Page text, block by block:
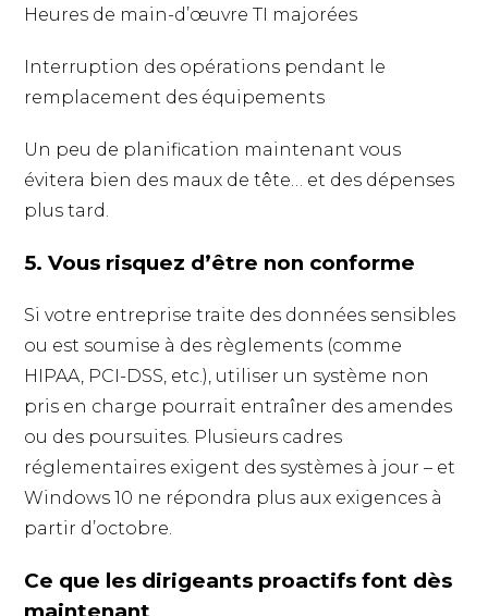
Heures de main-d’œuvre TI majorées
Interruption des opérations pendant le
remplacement des équipements
Un peu de planification maintenant vous
évitera bien des maux de tête… et des dépenses
plus tard.
5. Vous risquez d’être non conforme
Si votre entreprise traite des données sensibles
ou est soumise à des règlements (comme
HIPAA, PCI-DSS, etc.), utiliser un système non
pris en charge pourrait entraîner des amendes
ou des poursuites. Plusieurs cadres
réglementaires exigent des systèmes à jour – et
Windows 10 ne répondra plus aux exigences à
partir d’octobre.
Ce que les dirigeants proactifs font dès